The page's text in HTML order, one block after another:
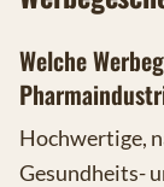
Welche
Hochwertige,
Gesundheits-